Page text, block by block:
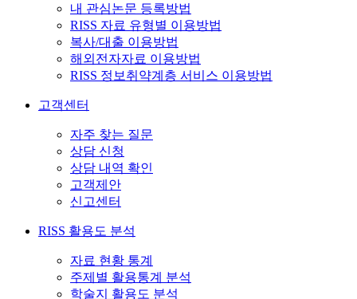
내 관심논문 등록방법
RISS 자료 유형별 이용방법
복사/대출 이용방법
해외전자자료 이용방법
RISS 정보취약계층 서비스 이용방법
고객센터
자주 찾는 질문
상담 신청
상담 내역 확인
고객제안
신고센터
RISS 활용도 분석
자료 현황 통계
주제별 활용통계 분석
학술지 활용도 분석